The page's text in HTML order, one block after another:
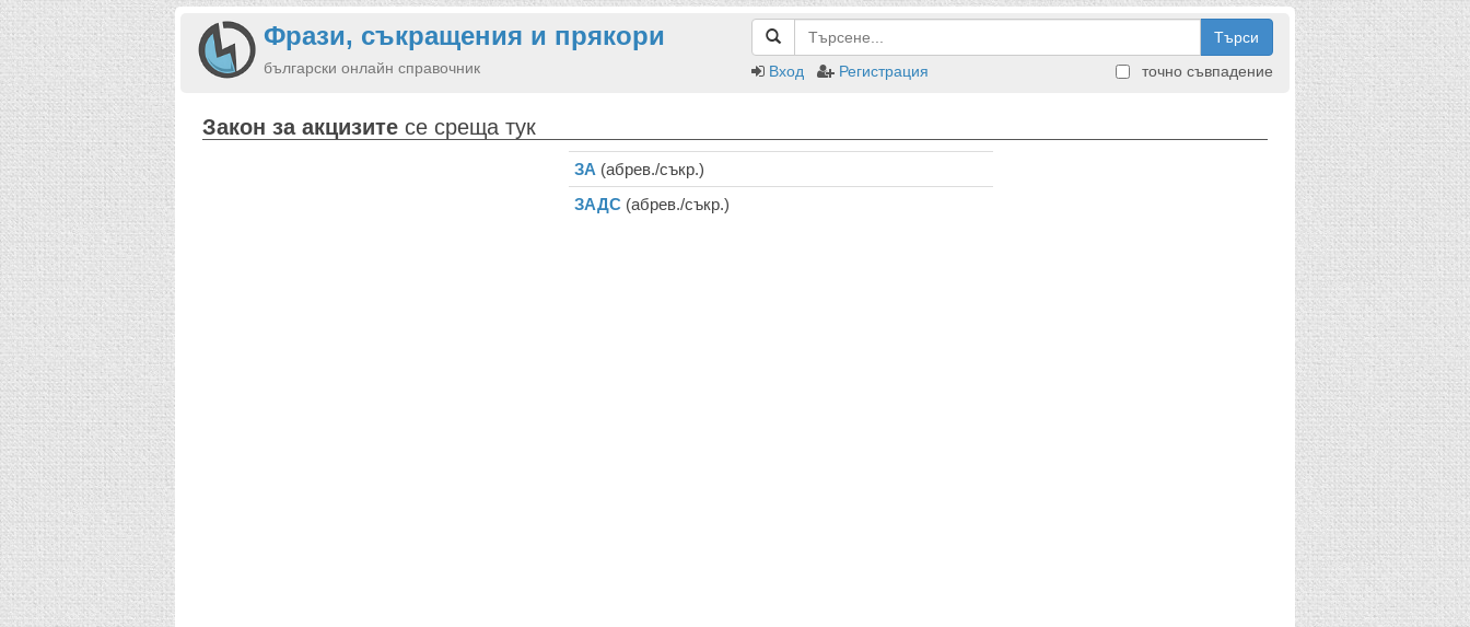
Фрази, съкращения и прякори
български онлайн справочник
Търси
Вход
Регистрация точно съвпадение
Закон за акцизите се среща тук
ЗА (абрев./съкр.)
ЗАДС(абрев./съкр.)